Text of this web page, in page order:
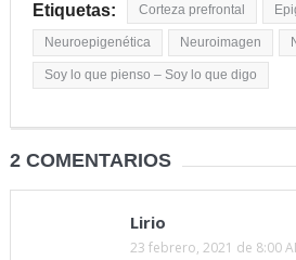
Etiquetas: Corteza prefrontal
Neuroepigenética Neuroimagen
Soy lo que pienso – Soy lo que digo
2 COMENTARIOS
Lirio
23 febrero, 2021 de 8:00